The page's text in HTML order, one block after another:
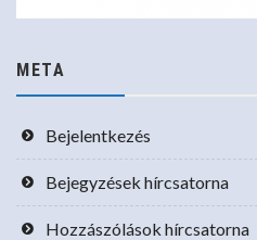
META
Bejelentkezés
Bejegyzések hírcsatorna
Hozzászólások hírcsatorna